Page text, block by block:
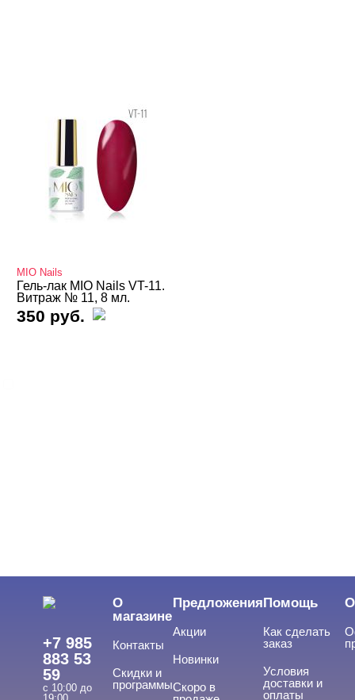
Коллекция Хамелеон
Коллекция Шелли
Гель-лаки Nogtika
Гель-лаки REVOL
БРЕНДЫ
MIO Nails
Гель-лак MIO Nails VT-11.
Витраж № 11, 8 мл.
350 руб.
+7 985
883 53
59
с 10:00 до
О
магазине
Контакты
Скидки и
программы
Предложения
Акции
Новинки
Скоро в
Помощь
Как сделать
заказ
Условия
доставки и
оплаты